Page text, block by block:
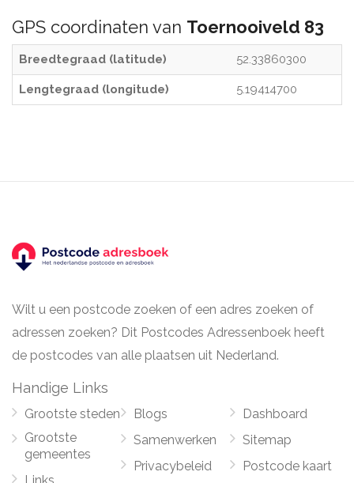
GPS coordinaten van Toernooiveld 83
Breedtegraad (latitude) 52.33860300
Lengtegraad (longitude) 5.19414700
Wilt u een postcode zoeken of een adres zoeken of
adressen zoeken? Dit Postcodes Adressenboek heeft
de postcodes van alle plaatsen uit Nederland.
Handige Links
Grootste steden
Grootste
gemeentes
Blogs
Samenwerken
Privacybeleid
Dashboard
Sitemap
Postcode kaart